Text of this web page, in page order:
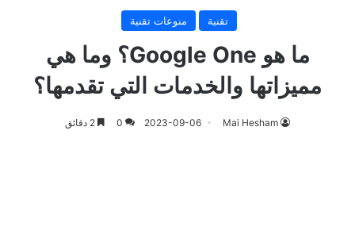
تقنية منوعات تقنية
ما هو Google One؟ وما هي
مميزاتها والخدمات التي تقدمها؟
Mai Hesham
2023-09-06
0